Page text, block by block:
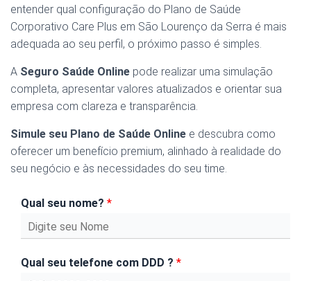
entender qual configuração do Plano de Saúde
Corporativo Care Plus em São Lourenço da Serra é mais
adequada ao seu perfil, o próximo passo é simples.
A Seguro Saúde Online pode realizar uma simulação
completa, apresentar valores atualizados e orientar sua
empresa com clareza e transparência.
Simule seu Plano de Saúde Online e descubra como
oferecer um benefício premium, alinhado à realidade do
seu negócio e às necessidades do seu time.
Qual seu nome? *
Qual seu telefone com DDD ? *